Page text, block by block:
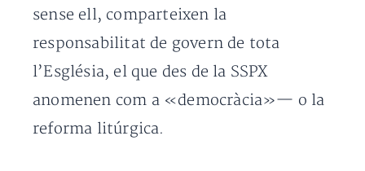
sense ell, comparteixen la
responsabilitat de govern de tota
l’Església, el que des de la SSPX
anomenen com a «democràcia»— o la
reforma litúrgica.